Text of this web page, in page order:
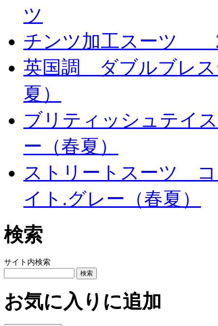
ツ
チンツ加工スーツ
英国調 ダブルブレ
夏）
ブリティッシュテ
ー（春夏）
ストリートスーツ
イト.グレー（春夏）
検索
サイト内検索
お気に入りに追加